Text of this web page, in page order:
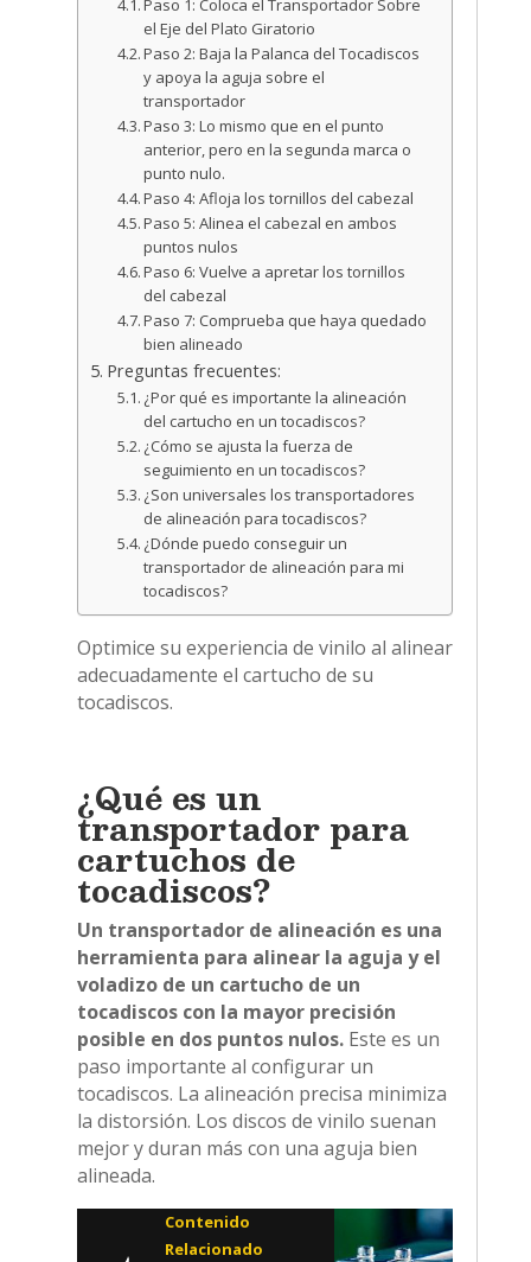
Paso 1: Coloca el Transportador Sobre
el Eje del Plato Giratorio
Paso 2: Baja la Palanca del Tocadiscos
y apoya la aguja sobre el
transportador
Paso 3: Lo mismo que en el punto
anterior, pero en la segunda marca o
punto nulo.
Paso 4: Afloja los tornillos del cabezal
Paso 5: Alinea el cabezal en ambos
puntos nulos
Paso 6: Vuelve a apretar los tornillos
del cabezal
Paso 7: Comprueba que haya quedado
bien alineado
Preguntas frecuentes:
¿Por qué es importante la alineación
del cartucho en un tocadiscos?
¿Cómo se ajusta la fuerza de
seguimiento en un tocadiscos?
¿Son universales los transportadores
de alineación para tocadiscos?
¿Dónde puedo conseguir un
transportador de alineación para mi
tocadiscos?
Optimice su experiencia de vinilo al alinear
adecuadamente el cartucho de su
tocadiscos.
¿Qué es un
transportador para
cartuchos de
tocadiscos?
Un transportador de alineación es una
herramienta para alinear la aguja y el
voladizo de un cartucho de un
tocadiscos con la mayor precisión
posible en dos puntos nulos.Este es un
paso importante al configurar un
tocadiscos. La alineación precisa minimiza
la distorsión. Los discos de vinilo suenan
mejor y duran más con una aguja bien
alineada.
Contenido
Relacionado